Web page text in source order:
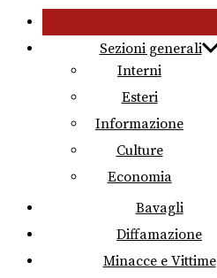
Sezioni generali
Interni
Esteri
Informazione
Culture
Economia
Bavagli
Diffamazione
Minacce e Vittime